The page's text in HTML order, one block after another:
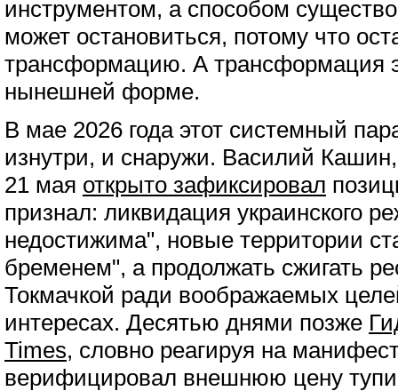
инструментом, а способом
может остановиться, потому что
трансформацию. А трансформация
нынешней форме.
В мае 2026 года этот системный
изнутри, и снаружи. Василий
21 мая открыто зафиксировал
признал: ликвидация украинского
недостижима", новые территории
бременем", а продолжать сжигать
Токмачкой ради воображаемых
интересах. Десятью днями позже
Times, словно реагируя на
верифицировал внешнюю цену